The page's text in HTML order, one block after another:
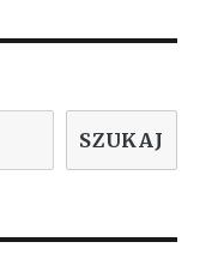
SZUKAJ